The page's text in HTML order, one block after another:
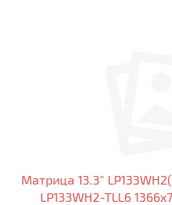
Матрица 13.3"
LP133WH2-TLL6